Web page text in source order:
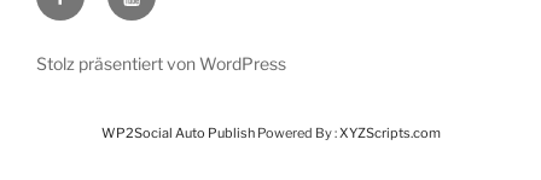
Stolz präsentiert von WordPress
WP2Social Auto PublishPowered By :XYZScripts.com